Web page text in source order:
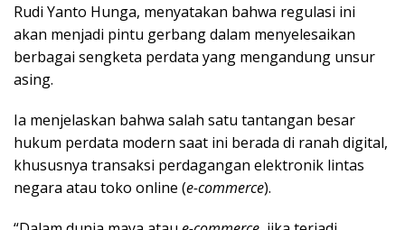
Rudi Yanto Hunga, menyatakan bahwa regulasi ini
akan menjadi pintu gerbang dalam menyelesaikan
berbagai sengketa perdata yang mengandung unsur
asing.
Ia menjelaskan bahwa salah satu tantangan besar
hukum perdata modern saat ini berada di ranah digital,
khususnya transaksi perdagangan elektronik lintas
negara atau toko online (e-commerce).